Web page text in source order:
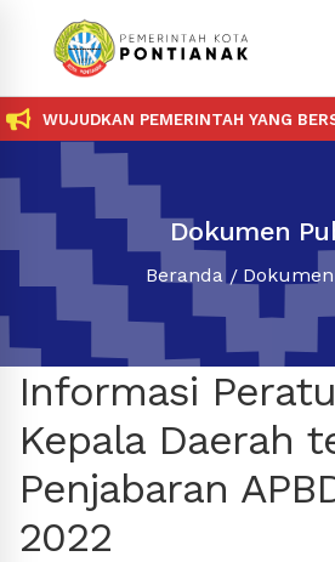
WUJUDKAN PEMERINTAH YANG
Dokumen
Beranda
Informasi
Kepala Daerah
Penjabaran
2022